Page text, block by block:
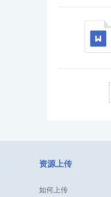
资源上传
如何上传